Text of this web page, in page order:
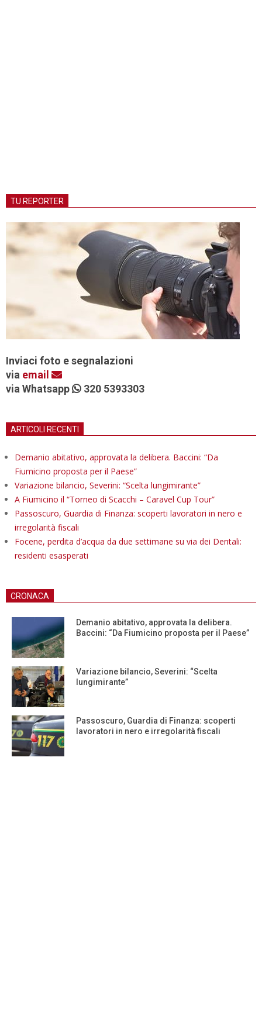
TU REPORTER
Inviaci foto e segnalazioni
via email
via Whatsapp
320 5393303
ARTICOLI RECENTI
Demanio abitativo, approvata la delibera. Baccini: “Da
Fiumicino proposta per il Paese”
Variazione bilancio, Severini: “Scelta lungimirante”
A Fiumicino il “Torneo di Scacchi – Caravel Cup Tour”
Passoscuro, Guardia di Finanza: scoperti lavoratori in nero e
irregolarità fiscali
Focene, perdita d’acqua da due settimane su via dei Dentali:
residenti esasperati
CRONACA
Demanio abitativo, approvata la delibera.
Baccini: “Da Fiumicino proposta per il Paese”
Variazione bilancio, Severini: “Scelta
lungimirante”
Passoscuro, Guardia di Finanza: scoperti
lavoratori in nero e irregolarità fiscali